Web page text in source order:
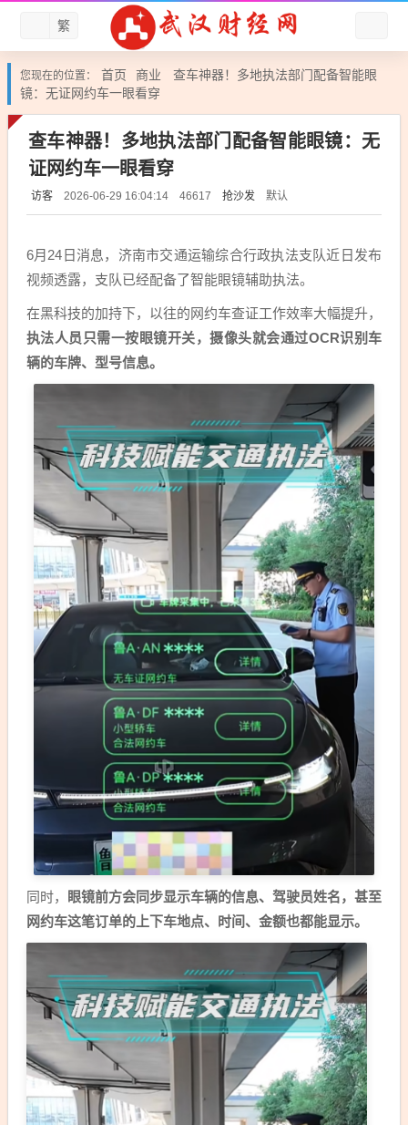
繁
您现在的位置： 首页 商业
查车神器！多地执法部门配备智能眼
镜：无证网约车一眼看穿
查车神器！多地执法部门配备智能眼镜：无
证网约车一眼看穿
访客 2026-06-29 16:04:14 46617 抢沙发 默认
6月24日消息，济南市交通运输综合行政执法支队近日发布
视频透露，支队已经配备了智能眼镜辅助执法。
在黑科技的加持下，以往的网约车查证工作效率大幅提升，
执法人员只需一按眼镜开关，摄像头就会通过OCR识别车
辆的车牌、型号信息。
同时，
眼镜前方会同步显示车辆的信息、驾驶员姓名，甚至
网约车这笔订单的上下车地点、时间、金额也都能显示。